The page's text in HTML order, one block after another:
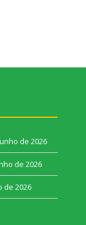
de 2026
de 2026
de 2026